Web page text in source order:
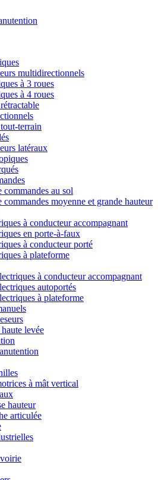
multidirectionnels
à 3 roues
à 4 roues
terrain
latéraux
commandes au sol
commandes moyenne et grande hauteur
à conducteur accompagnant
en porte-à-faux
à conducteur porté
à plateforme
à conducteur accompagnant
autoportés
à plateforme
levée
à mât vertical
hauteur
articulée